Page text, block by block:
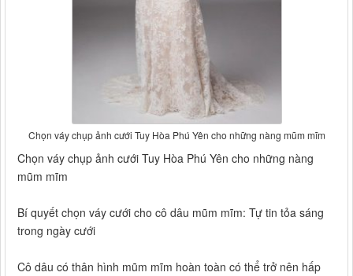
Chọn váy chụp ảnh cưới Tuy Hòa Phú Yên cho những nàng mũm mĩm
Chọn váy chụp ảnh cưới Tuy Hòa Phú Yên cho những nàng
mũm mĩm
Bí quyết chọn váy cưới cho cô dâu mũm mĩm: Tự tin tỏa sáng
trong ngày cưới
Cô dâu có thân hình mũm mĩm hoàn toàn có thể trở nên hấp